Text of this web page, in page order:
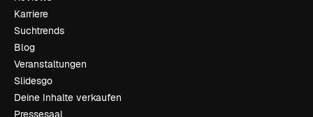
Karriere
Suchtrends
Blog
Veranstaltungen
Slidesgo
Deine Inhalte verkaufen
Pressesaal